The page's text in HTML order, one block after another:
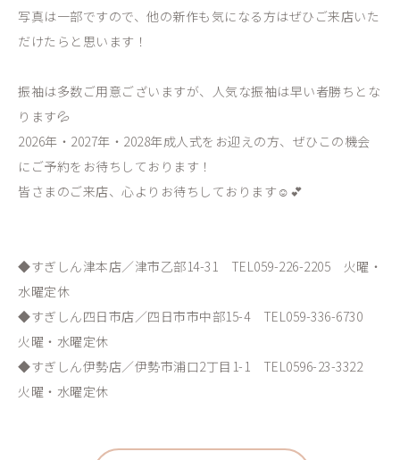
写真は一部ですので、他の新作も気になる方はぜひご来店いた
だけたらと思います！
振袖は多数ご用意ございますが、人気な振袖は早い者勝ちとな
ります💦
2026年・2027年・2028年成人式をお迎えの方、ぜひこの機会
にご予約をお待ちしております！
皆さまのご来店、心よりお待ちしております☺💕
◆すぎしん津本店／津市乙部14-31 TEL059-226-2205 火曜・
水曜定休
◆すぎしん四日市店／四日市市中部15-4 TEL059-336-6730
火曜・水曜定休
◆すぎしん伊勢店／伊勢市浦口2丁目1-1 TEL0596-23-3322
火曜・水曜定休